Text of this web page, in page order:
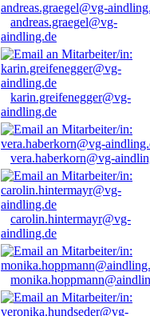
andreas.graegel@vg-
aindling.de
karin.greifenegger@vg-
aindling.de
vera.haberkorn@vg-
carolin.hintermayr@vg-
aindling.de